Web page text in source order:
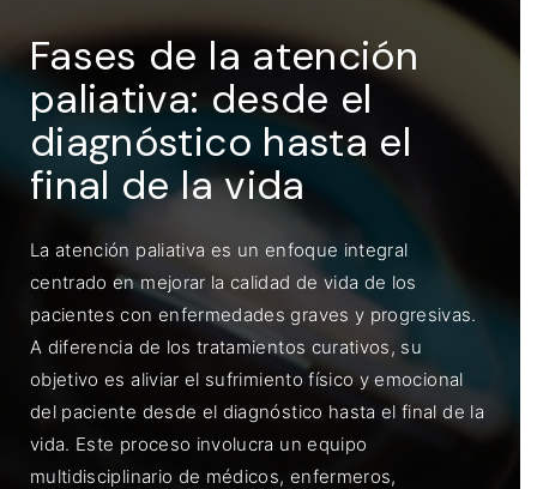
Fases de la atención
paliativa: desde el
diagnóstico hasta el
final de la vida
La atención paliativa es un enfoque integral
centrado en mejorar la calidad de vida de los
pacientes con enfermedades graves y progresivas.
A diferencia de los tratamientos curativos, su
objetivo es aliviar el sufrimiento físico y emocional
del paciente desde el diagnóstico hasta el final de la
vida. Este proceso involucra un equipo
multidisciplinario de médicos, enfermeros,